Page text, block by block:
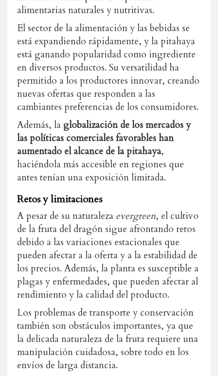
alimentarias naturales y nutritivas.
El sector de la alimentación y las bebidas se
está expandiendo rápidamente, y la pitahaya
está ganando popularidad como ingrediente
en diversos productos. Su versatilidad ha
permitido a los productores innovar, creando
nuevas ofertas que responden a las
cambiantes preferencias de los consumidores.
Además, la globalización de los mercados y
las políticas comerciales favorables han
aumentado el alcance de la pitahaya,
haciéndola más accesible en regiones que
antes tenían una exposición limitada.
Retos y limitaciones
A pesar de su naturaleza evergreen, el cultivo
de la fruta del dragón sigue afrontando retos
debido a las variaciones estacionales que
pueden afectar a la oferta y a la estabilidad de
los precios. Además, la planta es susceptible a
plagas y enfermedades, que pueden afectar al
rendimiento y la calidad del producto.
Los problemas de transporte y conservación
también son obstáculos importantes, ya que
la delicada naturaleza de la fruta requiere una
manipulación cuidadosa, sobre todo en los
envíos de larga distancia.